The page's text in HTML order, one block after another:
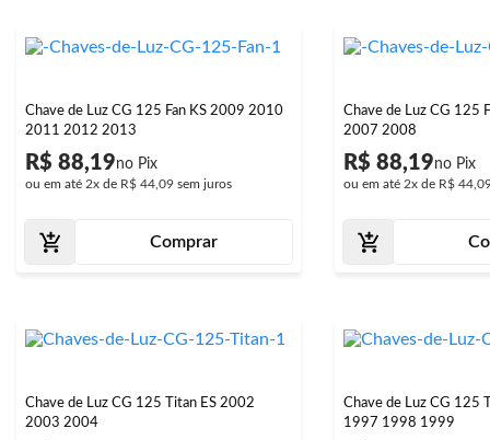
Chave de Luz CG 125 Fan KS 2009 2010
2011 2012 2013
R$ 88,19
ou em até 2x de R$ 44,09 sem juros
Comprar
Chave de Luz CG 125
2007 2008
R$ 88,19
ou em até 2x de R$
Chave de Luz CG 125 Titan ES 2002
2003 2004
Chave de Luz CG 125
1997 1998 1999